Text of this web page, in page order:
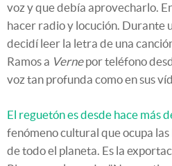
voz y que debía aprovecharlo.
hacer radio y locución. Durante
decidí leer la letra de una
Ramos a Vernepor teléfono
voz tan profunda como en sus
El reguetón es desde hace más
fenómeno cultural que ocupa
de todo el planeta. Es la